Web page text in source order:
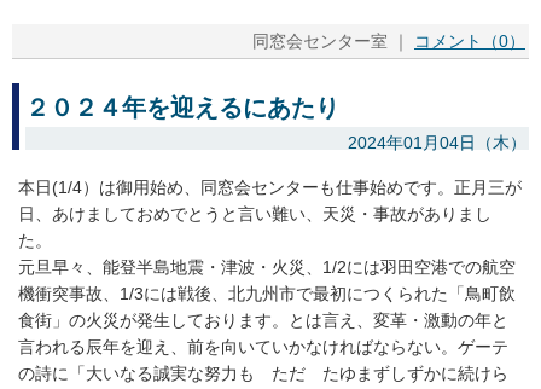
同窓会センター室 ｜ コメント（0）
２０２４年を迎えるにあたり
2024年01月04日（木）
本日(1/4）は御用始め、同窓会センターも仕事始めです。正月三が
日、あけましておめでとうと言い難い、天災・事故がありまし
た。
元旦早々、能登半島地震・津波・火災、1/2には羽田空港での航空
機衝突事故、1/3には戦後、北九州市で最初につくられた「鳥町飲
食街」の火災が発生しております。とは言え、変革・激動の年と
言われる辰年を迎え、前を向いていかなければならない。ゲーテ
の詩に「大いなる誠実な努力も ただ たゆまずしずかに続けら